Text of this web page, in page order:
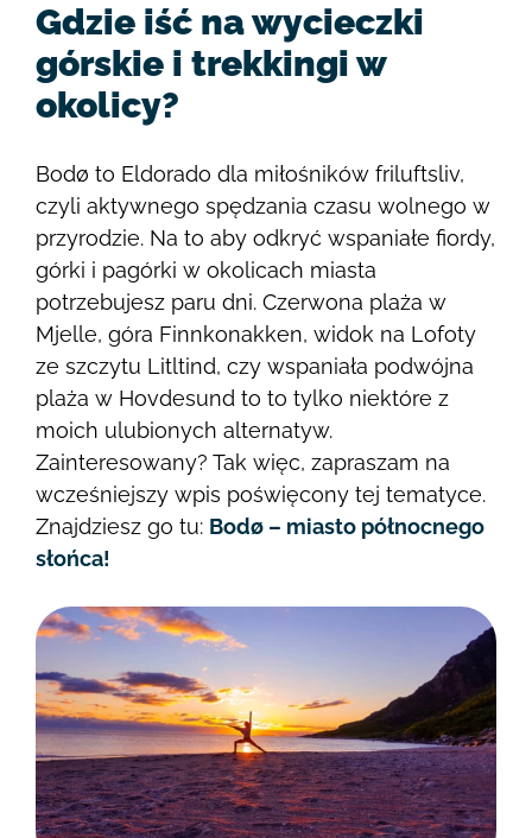
Gdzie iść na wycieczki
górskie i trekkingi w
okolicy?
Bodø to Eldorado dla miłośników friluftsliv,
czyli aktywnego spędzania czasu wolnego w
przyrodzie. Na to aby odkryć wspaniałe fiordy,
górki i pagórki w okolicach miasta
potrzebujesz paru dni. Czerwona plaża w
Mjelle, góra Finnkonakken, widok na Lofoty
ze szczytu Litltind, czy wspaniała podwójna
plaża w Hovdesund to to tylko niektóre z
moich ulubionych alternatyw.
Zainteresowany? Tak więc, zapraszam na
wcześniejszy wpis poświęcony tej tematyce.
Znajdziesz go tu: Bodø – miasto północnego
słońca!